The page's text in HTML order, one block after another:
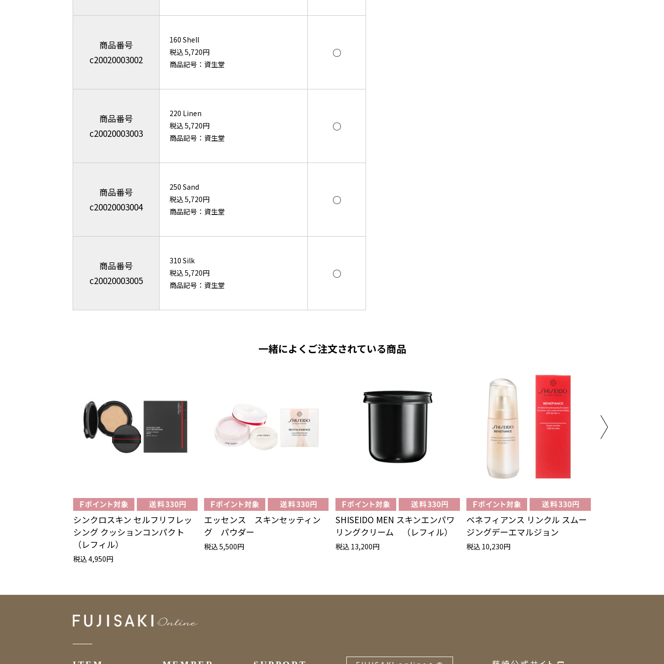
商品番号
c20020003002
160 Shell
税込 5,720円
商品記号：資生堂
○
商品番号
c20020003003
220 Linen
税込 5,720円
商品記号：資生堂
○
商品番号
c20020003004
250 Sand
税込 5,720円
商品記号：資生堂
○
商品番号
c20020003005
310 Silk
税込 5,720円
商品記号：資生堂
○
一緒によくご注文されている商品
シンクロスキン セルフリフレッ
シング クッションコンパクト
（レフィル）
税込 4,950円
エッセンス スキンセッティン
グ パウダー
税込 5,500円
SHISEIDO MEN スキンエンパワ
リングクリーム （レフィル）
税込 13,200円
ベネフィアンス リンクル スムー
ジングデーエマルジョン
税込 10,230円